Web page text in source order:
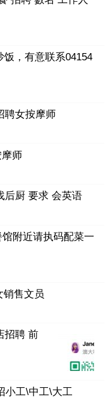
饭，有意联系04154
聘女按摩师
师
后厨 要求 会英语
附近请执码配菜一
销售文员
招聘 前
小工\中工\大工